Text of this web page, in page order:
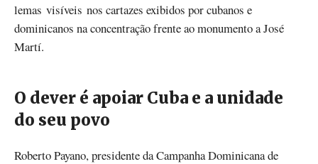
lemas visíveis nos cartazes exibidos por cubanos e
dominicanos na concentração frente ao monumento a José
Martí.
O dever é apoiar Cuba e a unidade
do seu povo
Roberto Payano, presidente da Campanha Dominicana de